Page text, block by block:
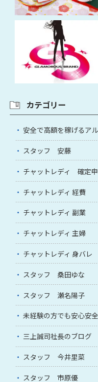
カテゴリー
安全で高額を稼げるア
スタッフ 安藤
チャットレディ 確定
チャットレディ 経費
チャットレディ 副業
チャットレディ 主婦
チャットレディ 身バレ
スタッフ 桑田ゆな
スタッフ 瀬名陽子
未経験の方でも安心安
三上誠司社長のブログ
スタッフ 今井里菜
スタッフ 市原優